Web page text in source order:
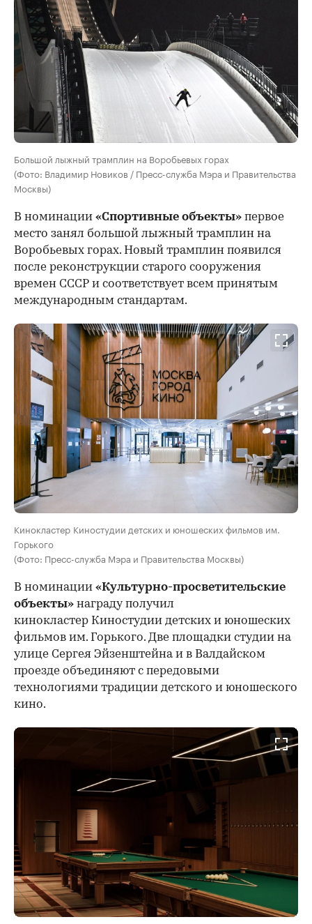
Большой лыжный трамплин на Воробьевых горах
(Фото: Владимир Новиков / Пресс-служба Мэра и Правительства
Москвы)
В номинации «Спортивные объекты» первое
место занял большой лыжный трамплин на
Воробьевых горах. Новый трамплин появился
после реконструкции старого сооружения
времен СССР и соответствует всем принятым
международным стандартам.
Кинокластер Киностудии детских и юношеских фильмов им.
Горького
(Фото: Пресс-служба Мэра и Правительства Москвы)
В номинации «Культурно-просветительские
объекты» награду получил
кинокластер Киностудии детских и юношеских
фильмов им. Горького. Две площадки студии на
улице Сергея Эйзенштейна и в Валдайском
проезде объединяют с передовыми
технологиями традиции детского и юношеского
кино.